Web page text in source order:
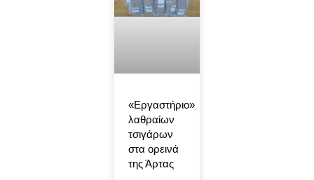
«Εργαστήριο»
λαθραίων
τσιγάρων
στα ορεινά
της Άρτας